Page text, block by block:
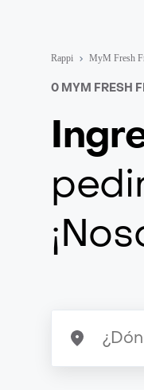
Rappi MyM Fresh
0 MYM FRESH